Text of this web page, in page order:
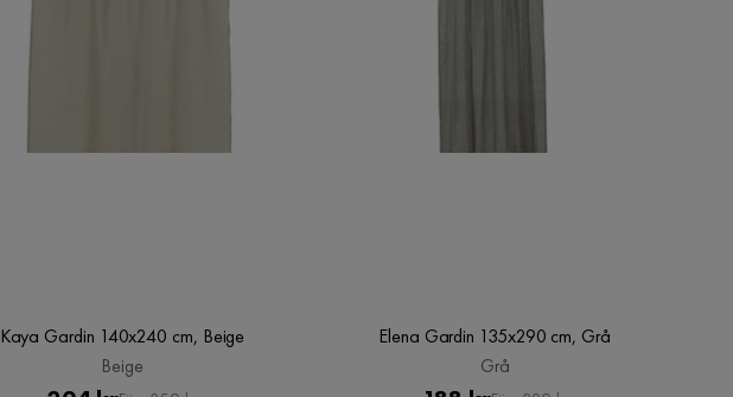
Kaya Gardin 140x240 cm, Beige
Beige
Elena Gardin 135x290 cm, Grå
Grå